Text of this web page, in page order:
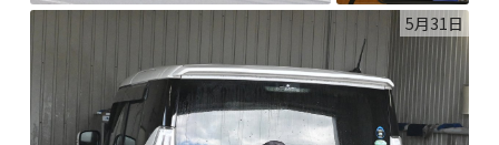
5月31日